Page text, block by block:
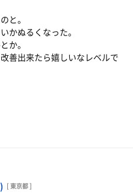
ますがロウリュ用の団扇がな
にしません！
チラーがきいてないそうで
てもぬるい水しかでてきませ
なかなか厳しそうです。それ
入れ替えを1日1回とかにした
まりととのいませんでした。
と。
かぬるくなった。
か。
善出来たら嬉しいなレベルで
[ 東京都 ]